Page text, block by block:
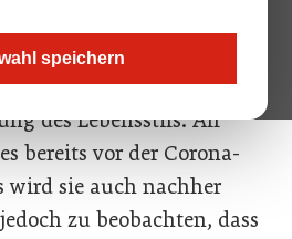
speichernder ersehnten
finanzielle Belastungen
des Lebensstils. All
bereits vor der Corona-
wird sie auch nachher
zu beobachten, dass